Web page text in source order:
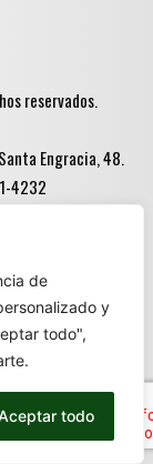
de
y
todo",
todo
reservados.
Engracia, 48.
4232
destinado
años ♦♦.
bebidas
a menores de